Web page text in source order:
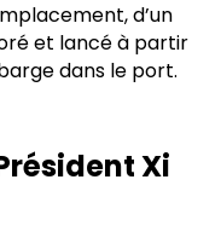
d’un
et lancé à partir
dans le port.
Xi